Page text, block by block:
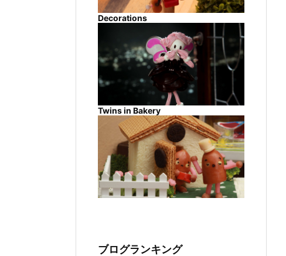
Decorations
Twins in Bakery
ブログランキング